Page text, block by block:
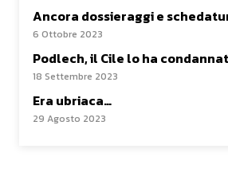
Ancora dossieraggi e
6 Ottobre 2023
Podlech, il Cile lo ha
18 Settembre 2023
Era ubriaca…
29 Agosto 2023